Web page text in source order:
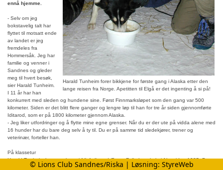
Harald Tunheim forer bikkjene for første gang i Alaska etter den
lange reisen fra Norge. Apetitten til Elgå er det ingenting å si på!
ennå hjemme.
- Selv om jeg
bokstavelig talt har
flyttet til motsatt ende
av landet er jeg
fremdeles fra
Hommersåk. Jeg har
familie og venner i
Sandnes og gleder
meg til hvert besøk,
sier Harald Tunheim.
I 11 år har han
konkurrert med sleden og hundene sine. Først Finnmarksløpet som den gang var 500
kilometer. Siden er det blitt flere ganger og lengre løp til han for tre år siden gjennomførte
Iditarod, som er på 1800 kilometer gjennom Alaska.
- Jeg liker utfordringer og å flytte mine egne grenser. Når du er der ute på vidda alene med
16 hunder har du bare deg selv å ty til. Du er på samme tid sledekjører, trener og
veterinær, forteller han.
På klassetur
Harald Tunheim har vært lærer i friluftsliv ved Øytun Folkehøgskole i Alta siden 1985. Da
han først kom dit, så han seg om etter friluftsaktiviteter han kunne drive med.
© Lions Club Sandnes/Riska | Løsning: StyreWeb